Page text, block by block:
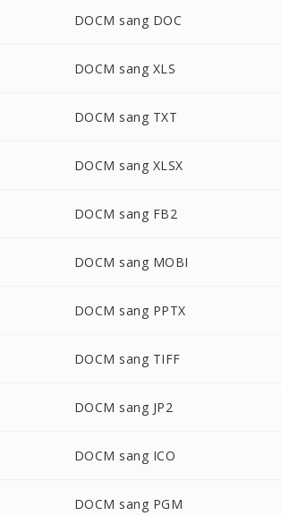
DOCM sang DOC
DOCM sang XLS
DOCM sang TXT
DOCM sang XLSX
DOCM sang FB2
DOCM sang MOBI
DOCM sang PPTX
DOCM sang TIFF
DOCM sang JP2
DOCM sang ICO
DOCM sang PGM